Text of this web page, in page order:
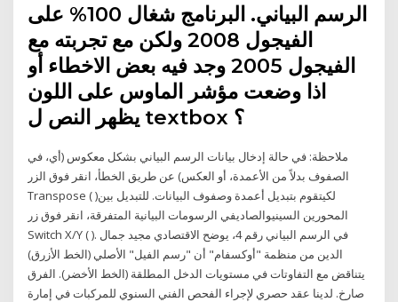
الرسم البياني. البرنامج شغال 100% على
الفيجول 2008 ولكن مع تجربته مع
الفيجول 2005 وجد فيه بعض الاخطاء أو
اذا وضعت مؤشر الماوس على اللون
يظهر النص ل textbox ؟
ملاحظة: في حالة إدخال بيانات الرسم البياني بشكل معكوس (أي، في
الصفوف بدلاً من الأعمدة، أو العكس) عن طريق الخطأ، انقر فوق الزر
Transpose ( )لكيتقوم بتبديل أعمدة وصفوف البيانات. للتبديل بين
المحورين السينيوالصاديفي الرسومات البيانية المتفرقة، انقر فوق زر
Switch X/Y ( ). في الرسم البياني رقم 4، يوضح الاقتصادي مجيد جمال
الدين من منظمة "أوكسفام" أن "رسم الفيل" الأصلي (الخط الأزرق)
يتناقض مع التفاوتات في مستويات الدخل المطلقة (الخط الأخضر). الفرق
صارخ. لدينا عقد حصري لإجراء الفحص الفني السنوي للمركبات في إمارة